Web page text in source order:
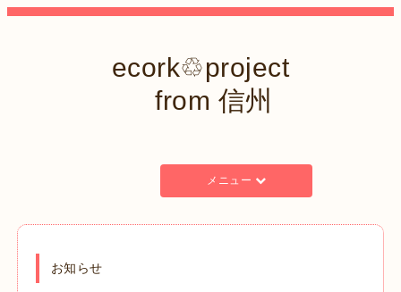
ecork♲project
from 信州
メニュー
お知らせ